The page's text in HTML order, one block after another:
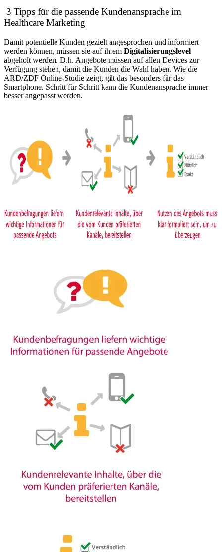
3 Tipps für die passende Kundenansprache im
Healthcare Marketing
Damit potentielle Kunden gezielt angesprochen und informiert
werden können, müssen sie auf ihrem Digitalisierungslevel
abgeholt werden. D.h. Angebote müssen auf allen Devices zur
Verfügung stehen, damit die Kunden die Wahl haben. Wie die
ARD/ZDF Online-Studie zeigt, gilt das besonders für das
Smartphone. Schritt für Schritt kann die Kundenansprache immer
besser angepasst werden.